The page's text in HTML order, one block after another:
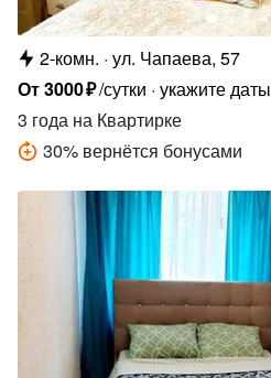
2-комн. ул. Чапаева, 57
От3000₽/сутки укажите даты
3 года на Квартирке
30% вернётся бонусами